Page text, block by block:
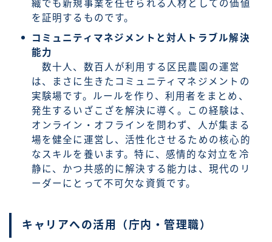
織でも新規事業を任せられる人材としての価値
を証明するものです。
コミュニティマネジメントと対人トラブル解決
能力
数十人、数百人が利用する区民農園の運営
は、まさに生きたコミュニティマネジメントの
実験場です。ルールを作り、利用者をまとめ、
発生するいざこざを解決に導く。この経験は、
オンライン・オフラインを問わず、人が集まる
場を健全に運営し、活性化させるための核心的
なスキルを養います。特に、感情的な対立を冷
静に、かつ共感的に解決する能力は、現代のリ
ーダーにとって不可欠な資質です。
キャリアへの活用（庁内・管理職）